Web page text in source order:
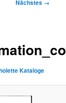
Nächstes →
Kataloge